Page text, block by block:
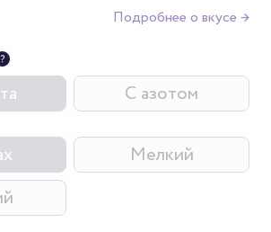
Подробнее о вкусе →
С азотом
Мелкий